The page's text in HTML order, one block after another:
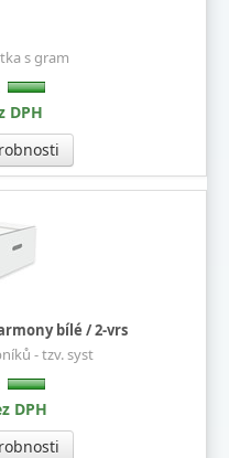
s gram
DPH
bílé / 2-vrs
- tzv. syst
DPH